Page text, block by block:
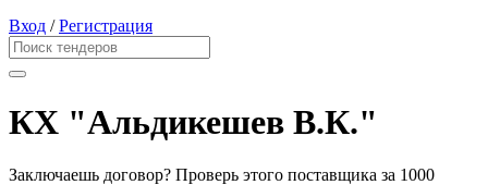
Вход /Регистрация
КХ "Альдикешев В.К."
Заключаешь договор? Проверь этого поставщика за 1000